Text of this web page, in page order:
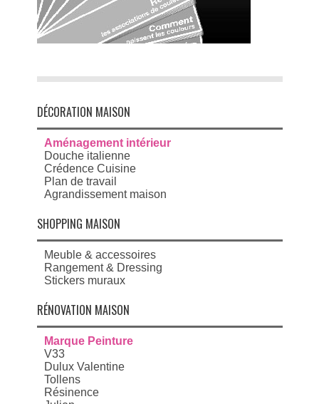
DÉCORATION MAISON
Aménagement intérieur
Douche italienne
Crédence Cuisine
Plan de travail
Agrandissement maison
SHOPPING MAISON
Meuble & accessoires
Rangement & Dressing
Stickers muraux
RÉNOVATION MAISON
Marque Peinture
V33
Dulux Valentine
Tollens
Résinence